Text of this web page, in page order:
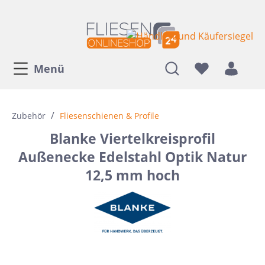
Menü
Zubehör / Fliesenschienen & Profile
Blanke Viertelkreisprofil
Außenecke Edelstahl Optik Natur
12,5 mm hoch